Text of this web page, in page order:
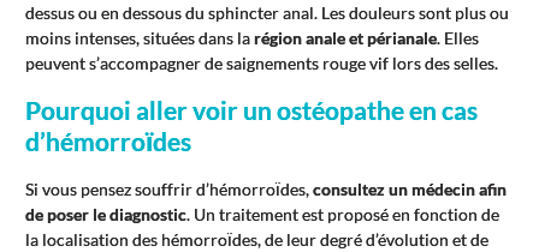
dessus ou en dessous du sphincter anal. Les douleurs sont plus ou
moins intenses, situées dans larégion anale et périanale. Elles
peuvent s’accompagner de saignements rouge vif lors des selles.
Pourquoi aller voir un ostéopathe en cas
d’hémorroïdes
Si vous pensez souffrir d’hémorroïdes,consultez un médecin afin
de poser le diagnostic. Un traitement est proposé en fonction de
la localisation des hémorroïdes, de leur degré d’évolution et de